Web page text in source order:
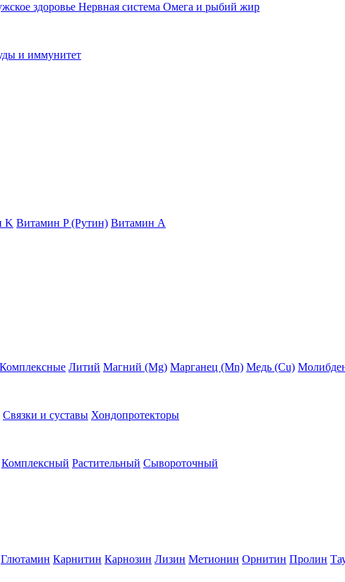
здоровье Нервная система Омега и рыбий жир
и иммунитет
K Витамин P (Рутин) Витамин А
Комплексные Литий Магний (Mg) Марганец (Mn) Медь (Сu)
Связки и суставы Хондопротекторы
Комплексный Растительный Сывороточный
Глютамин Карнитин Карнозин Лизин Метионин Орнитин Пролин